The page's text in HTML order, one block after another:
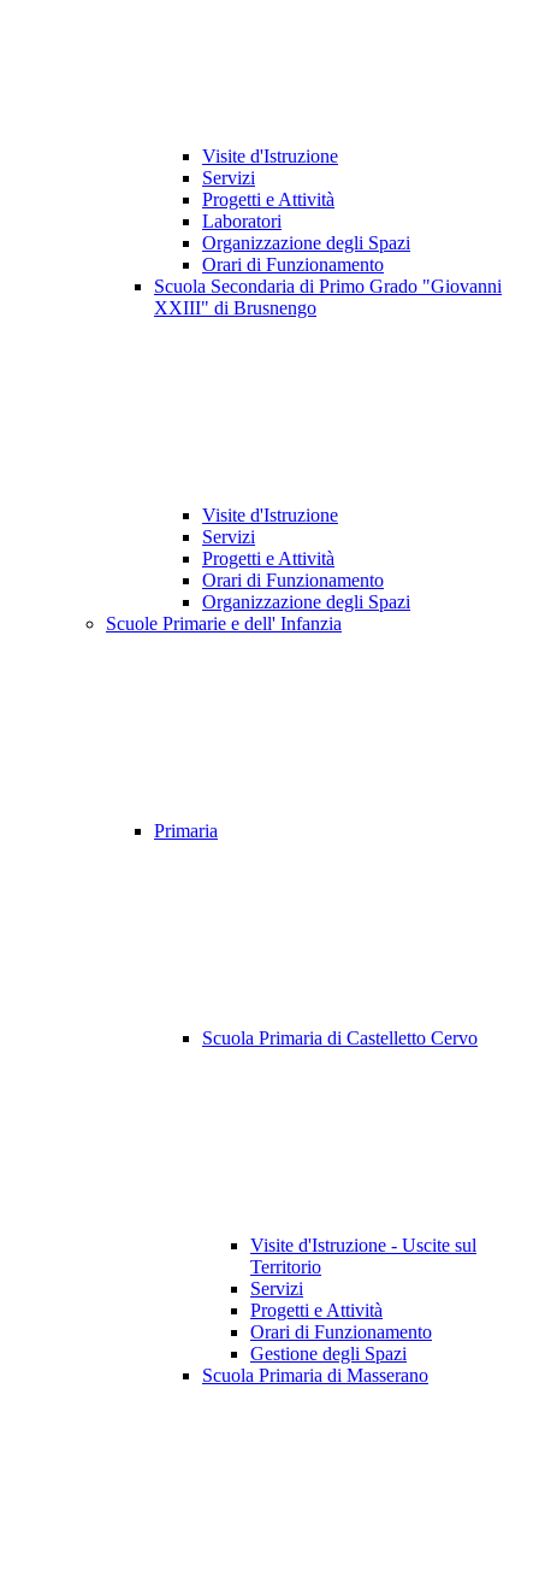
Visite d'Istruzione
Servizi
Progetti e Attività
Laboratori
Organizzazione degli Spazi
Orari di Funzionamento
Scuola Secondaria di Primo Grado "Giovanni
XXIII" di Brusnengo
Visite d'Istruzione
Servizi
Progetti e Attività
Orari di Funzionamento
Organizzazione degli Spazi
Scuole Primarie e dell' Infanzia
Primaria
Scuola Primaria di Castelletto Cervo
Visite d'Istruzione - Uscite sul
Territorio
Servizi
Progetti e Attività
Orari di Funzionamento
Gestione degli Spazi
Scuola Primaria di Masserano